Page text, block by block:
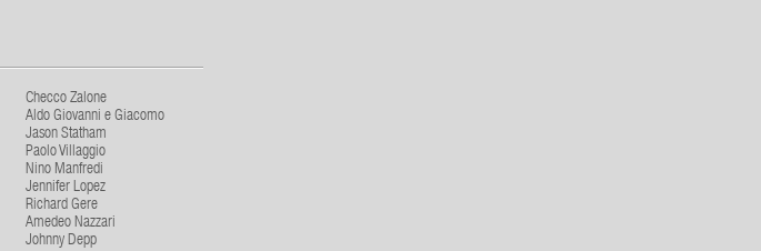
Checco Zalone
Aldo Giovanni e Giacomo
Jason Statham
Paolo Villaggio
Nino Manfredi
Jennifer Lopez
Richard Gere
Amedeo Nazzari
Johnny Depp